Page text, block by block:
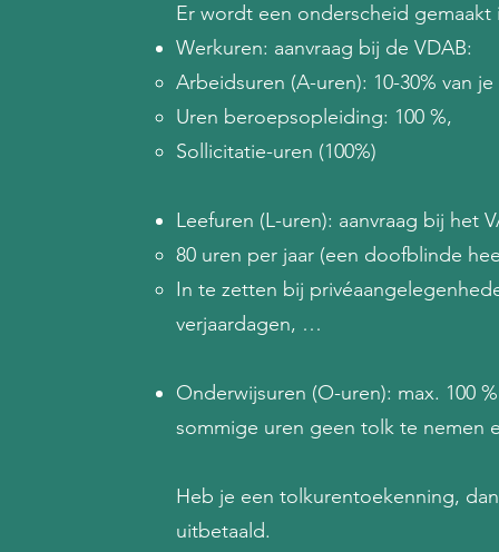
Er wordt een onderscheid gemaakt
Werkuren: aanvraag bij de VDAB:
Arbeidsuren (A-uren): 10-30% van
Uren beroepsopleiding: 100 %,
Sollicitatie-uren (100%)
Leefuren (L-uren): aanvraag bij het
80 uren per jaar (een doofblinde
In te zetten bij
verjaardagen, …
Onderwijsuren (O-uren): max. 100
sommige uren geen tolk te nemen
Heb je een tolkurentoekenning,
uitbetaald.